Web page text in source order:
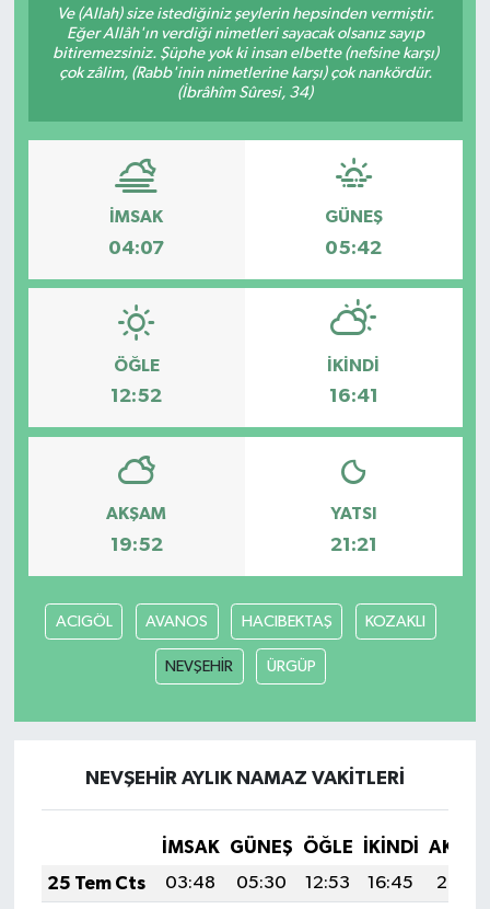
Ve (Allah) size istediğiniz şeylerin hepsinden vermiştir.
Eğer Allâh'ın verdiği nimetleri sayacak olsanız sayıp
bitiremezsiniz. Şüphe yok ki insan elbette (nefsine karşı)
çok zâlim, (Rabb'inin nimetlerine karşı) çok nankördür.
(İbrâhîm Sûresi, 34)
İMSAK
04:07
GÜNEŞ
05:42
ÖĞLE
12:52
İKINDI
16:41
AKŞAM
19:52
YATSI
21:21
ACIGÖL AVANOS HACIBEKTAŞ KOZAKLI
NEVŞEHİR ÜRGÜP
NEVŞEHİR AYLIK NAMAZ VAKITLERI
İMSAK GÜNEŞ ÖĞLE İKINDI
25 Tem Cts
03:48 05:30 12:53 16:45
20:06